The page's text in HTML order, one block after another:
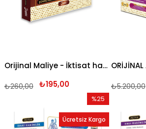
Orijinal Maliye - İktisat hakimlik çıkmış soru bankası 2025
₺195,00
₺260,00 ₺5.200,00
%25
İndirim
%25İndirim
Ücretsiz Kargo